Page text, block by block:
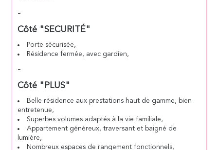
-
Côté "SECURITÉ"
Porte sécurisée,
Résidence fermée, avec gardien,
-
Côté "PLUS"
Belle résidence aux prestations haut de gamme, bien
entretenue,
Superbes volumes adaptés à la vie familiale,
Appartement généreux, traversant et baigné de
lumière,
Nombreux espaces de rangement fonctionnels,